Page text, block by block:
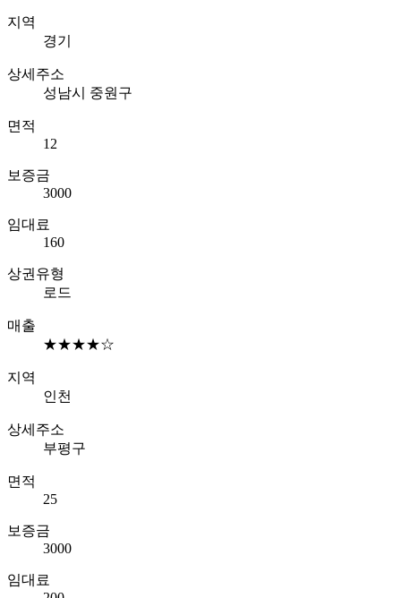
지역
경기
상세주소
성남시 중원구
면적
12
보증금
3000
임대료
160
상권유형
로드
매출
★★★★☆
지역
인천
상세주소
부평구
면적
25
보증금
3000
임대료